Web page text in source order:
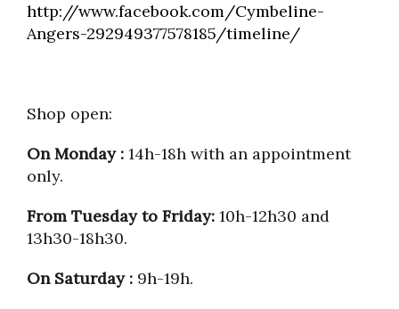
http://www.facebook.com/Cymbeline-
Angers-292949377578185/timeline/
Shop open:
On Monday : 14h-18h with an appointment
only.
From Tuesday to Friday: 10h-12h30 and
13h30-18h30.
On Saturday : 9h-19h.